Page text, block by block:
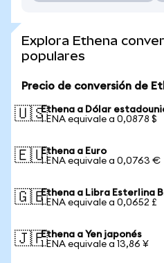
Explora Ethena
populares
Precio de conversión de
🇺🇸Ethena a Dólar
1 ENA equivale a 0,0878 $
🇪🇺Ethena a Euro
1 ENA equivale a 0,0763 €
🇬🇧Ethena a Libra Esterlina
1 ENA equivale a 0,0652 £
🇯🇵Ethena a Yen japonés
1 ENA equivale a 13,86 ¥